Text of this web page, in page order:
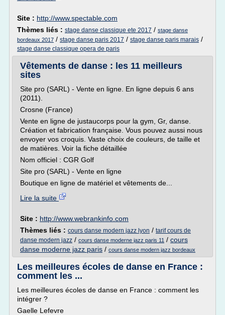
Site : http://www.spectable.com
Thèmes liés : stage danse classique ete 2017 / stage danse
bordeaux 2017 / stage danse paris 2017 / stage danse paris marais /
stage danse classique opera de paris
Vêtements de danse : les 11 meilleurs
sites
Site pro (SARL) - Vente en ligne. En ligne depuis 6 ans
(2011).
Crosne (France)
Vente en ligne de justaucorps pour la gym, Gr, danse.
Création et fabrication française. Vous pouvez aussi nous
envoyer vos croquis. Vaste choix de couleurs, de taille et
de matières. Voir la fiche détaillée
Nom officiel : CGR Golf
Site pro (SARL) - Vente en ligne
Boutique en ligne de matériel et vêtements de...
Lire la suite
Site : http://www.webrankinfo.com
Thèmes liés : cours danse modern jazz lyon / tarif cours de
danse modern jazz / cours danse moderne jazz paris 11 / cours
danse moderne jazz paris / cours danse modern jazz bordeaux
Les meilleures écoles de danse en France :
comment les ...
Les meilleures écoles de danse en France : comment les
intégrer ?
Gaelle Lefevre